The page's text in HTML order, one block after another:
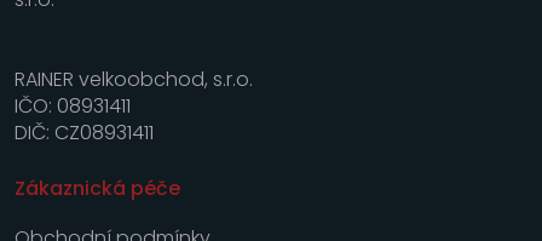
RAINER velkoobchod, s.r.o.
IČO: 08931411
DIČ: CZ08931411
Zákaznická péče